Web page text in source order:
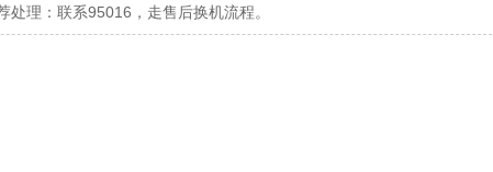
理：联系95016，走售后换机流程。